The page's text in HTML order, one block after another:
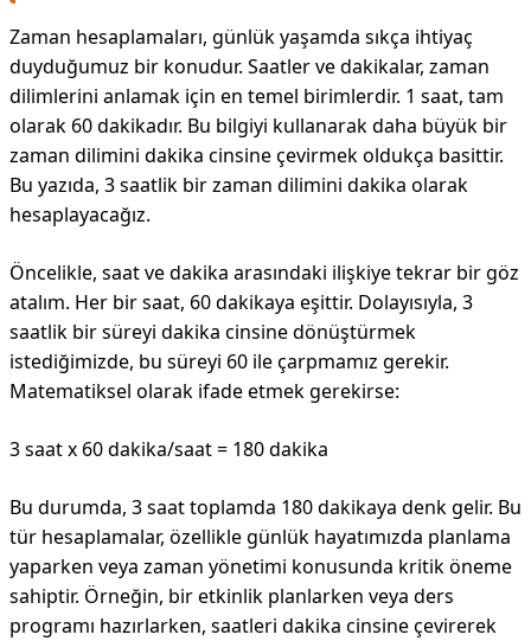
Zaman hesaplamaları, günlük yaşamda sıkça ihtiyaç
duyduğumuz bir konudur. Saatler ve dakikalar, zaman
dilimlerini anlamak için en temel birimlerdir. 1 saat, tam
olarak 60 dakikadır. Bu bilgiyi kullanarak daha büyük bir
zaman dilimini dakika cinsine çevirmek oldukça basittir.
Bu yazıda, 3 saatlik bir zaman dilimini dakika olarak
hesaplayacağız.
Öncelikle, saat ve dakika arasındaki ilişkiye tekrar bir göz
atalım. Her bir saat, 60 dakikaya eşittir. Dolayısıyla, 3
saatlik bir süreyi dakika cinsine dönüştürmek
istediğimizde, bu süreyi 60 ile çarpmamız gerekir.
Matematiksel olarak ifade etmek gerekirse:
3 saat x 60 dakika/saat = 180 dakika
Bu durumda, 3 saat toplamda 180 dakikaya denk gelir. Bu
tür hesaplamalar, özellikle günlük hayatımızda planlama
yaparken veya zaman yönetimi konusunda kritik öneme
sahiptir. Örneğin, bir etkinlik planlarken veya ders
programı hazırlarken, saatleri dakika cinsine çevirerek